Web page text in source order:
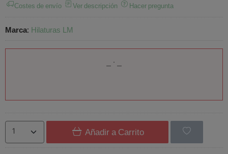
Costes de envío Ver descripción Hacer pregunta
Marca: Hilaturas LM
Añadir a Carrito